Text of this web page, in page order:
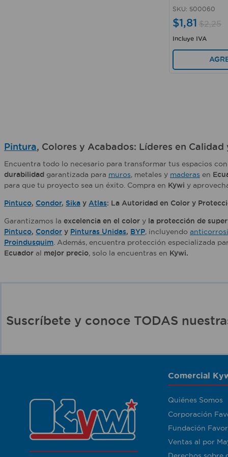
SKU: 500060
$1,81 $2,25
Incluye IVA
Pintura, Colores y Acabados: Líderes en
Encuentra todo lo necesario para transformar tus espacios con
durabilidad garantizada para muros, metales y maderas en
para que tu proyecto sea un éxito. Compra en Kywi y
Pintuco, Condor, Sika y Atlas: La Autoridad en Color y
Garantizamos la excelencia en el color y la protección de
Pintuco, Condor y Pinturas Unidas, BYP, incluyendo
Proindusquim . Además, encuentra protección especializada
Ecuador al mejor precio, solo la encuentras en Kywi.
Suscríbete y conoce TODAS
Comercial
Quiénes Somos
Corporación
Fundación
Ventas al por